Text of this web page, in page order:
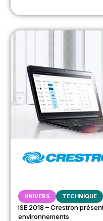
UNIVERS TECHNIQUE
ISE 2018 – Crestron
environnements